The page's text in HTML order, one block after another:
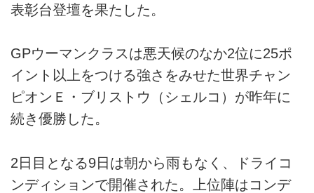
表彰台登壇を果たした。
GPウーマンクラスは悪天候のなか2位に25ポ
イント以上をつける強さをみせた世界チャン
ピオンＥ・ブリストウ（シェルコ）が昨年に
続き優勝した。
2日目となる9日は朝から雨もなく、ドライコ
ンディションで開催された。上位陣はコンデ